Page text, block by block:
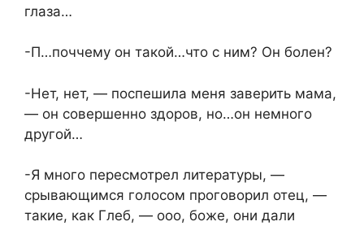
глаза…
-П…поччему он такой…что с ним? Он болен?
-Нет, нет, — поспешила меня заверить мама,
— он совершенно здоров, но…он немного
другой…
-Я много пересмотрел литературы, —
срывающимся голосом проговорил отец, —
такие, как Глеб, — ооо, боже, они дали